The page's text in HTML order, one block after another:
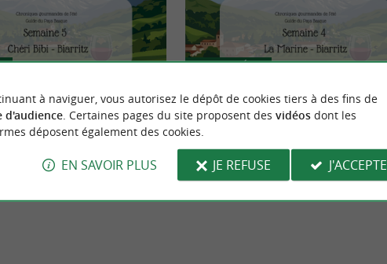
à vins de quartier qu'on
La Marine, votre futur port d'attache
2,4 km - Biarritz
Actualités
à naviguer, vous autorisez le dépôt de cookies tiers à des fins de
d'audience. Certaines pages du site proposent des vidéosdont les
déposent également des cookies.
EN SAVOIR PLUS JE REFUSE J'ACCEPTE